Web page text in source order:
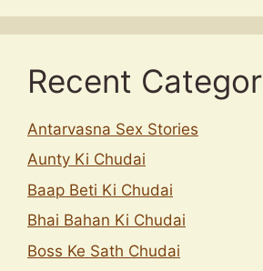
Recent
Antarvasna Sex Stories
Aunty Ki Chudai
Baap Beti Ki Chudai
Bhai Bahan Ki Chudai
Boss Ke Sath Chudai